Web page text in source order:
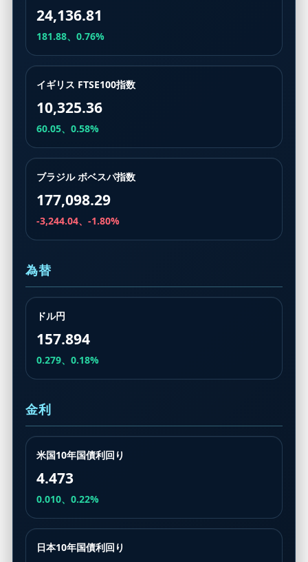
24,136.81
181.88、0.76%
イギリス FTSE100指数
10,325.36
60.05、0.58%
ブラジル ボベスパ指数
177,098.29
-3,244.04、-1.80%
為替
ドル円
157.894
0.279、0.18%
金利
米国10年国債利回り
4.473
0.010、0.22%
日本10年国債利回り